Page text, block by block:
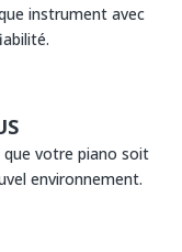
instrument avec
que votre piano soit
environnement.